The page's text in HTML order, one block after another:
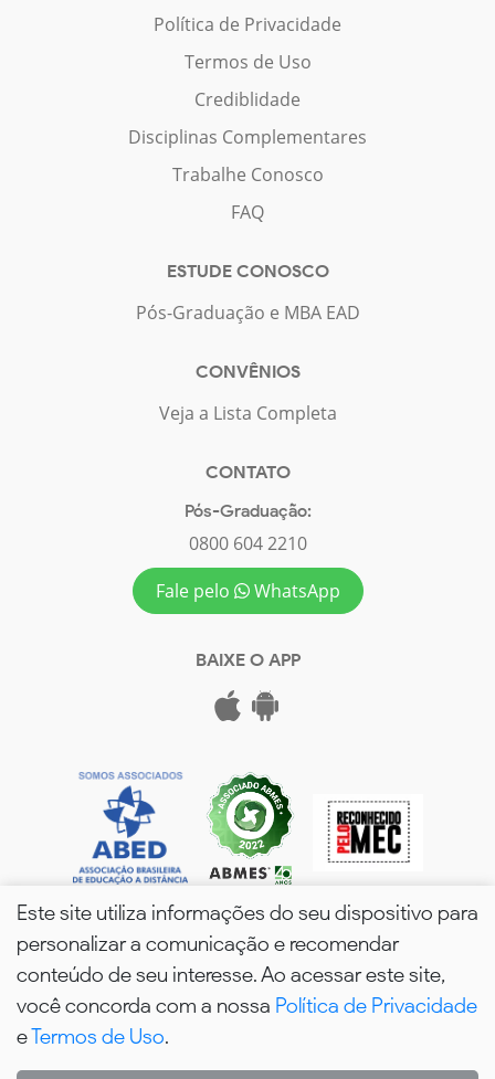
Política de Privacidade
Termos de Uso
Crediblidade
Disciplinas Complementares
Trabalhe Conosco
FAQ
ESTUDE CONOSCO
Pós-Graduação e MBA EAD
CONVÊNIOS
Veja a Lista Completa
CONTATO
Pós-Graduação:
0800 604 2210
Fale pelo
WhatsApp
BAIXE O APP
wPós - 2026. Todos os Direitos Reservados.
Este site utiliza informações do seu dispositivo para
personalizar a comunicação e recomendar
conteúdo de seu interesse. Ao acessar este site,
você concorda com a nossa Política de Privacidade
eTermos de Uso.